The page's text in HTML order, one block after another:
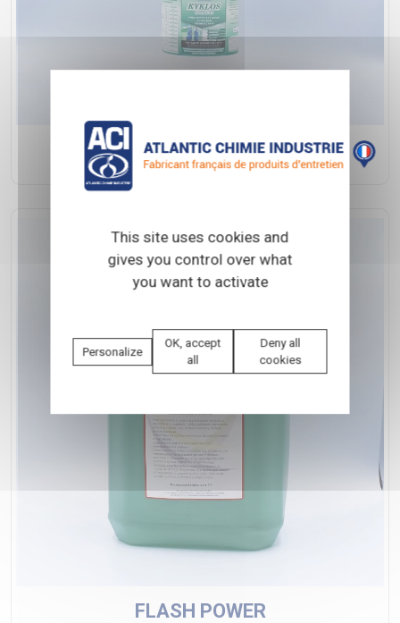
F-4426
FLASH POWER
This site uses cookies and
gives you control over what
you want to activate
Personalize
OK, accept
all
Deny all
cookies